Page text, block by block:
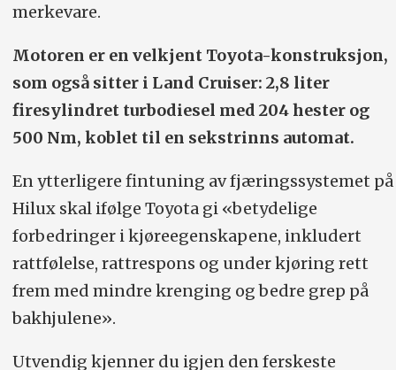
merkevare.
Motoren er en velkjent Toyota-konstruksjon,
som også sitter i Land Cruiser: 2,8 liter
firesylindret turbodiesel med 204 hester og
500 Nm, koblet til en sekstrinns automat.
En ytterligere fintuning av fjæringssystemet på
Hilux skal ifølge Toyota gi «betydelige
forbedringer i kjøreegenskapene, inkludert
rattfølelse, rattrespons og under kjøring rett
frem med mindre krenging og bedre grep på
bakhjulene».
Utvendig kjenner du igjen den ferskeste